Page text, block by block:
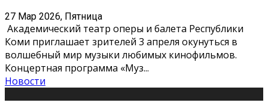
27 Мар 2026, Пятница
Академический театр оперы и балета Республики
Коми приглашает зрителей 3 апреля окунуться в
волшебный мир музыки любимых кинофильмов.
Концертная программа «Муз...
Новости